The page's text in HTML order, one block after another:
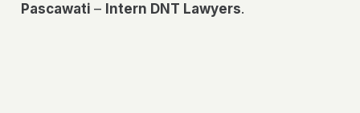
Pascawati – Intern DNT Lawyers.